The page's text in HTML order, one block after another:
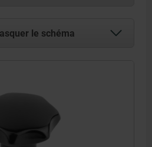
le schéma